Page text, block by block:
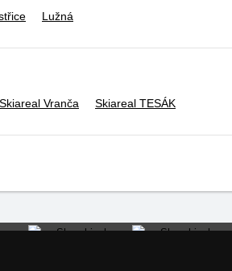
Lužná
Skiareal Vranča Skiareal TESÁK